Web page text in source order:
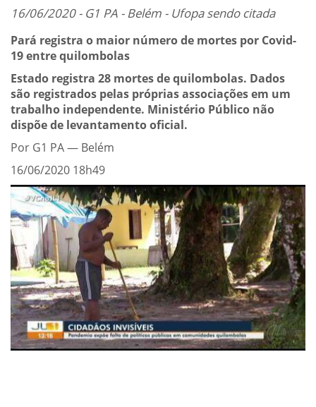
16/06/2020 - G1 PA - Belém - Ufopa sendo citada
Pará registra o maior número de mortes por Covid-
19 entre quilombolas
Estado registra 28 mortes de quilombolas. Dados
são registrados pelas próprias associações em um
trabalho independente. Ministério Público não
dispõe de levantamento oficial.
Por G1 PA — Belém
16/06/2020 18h49